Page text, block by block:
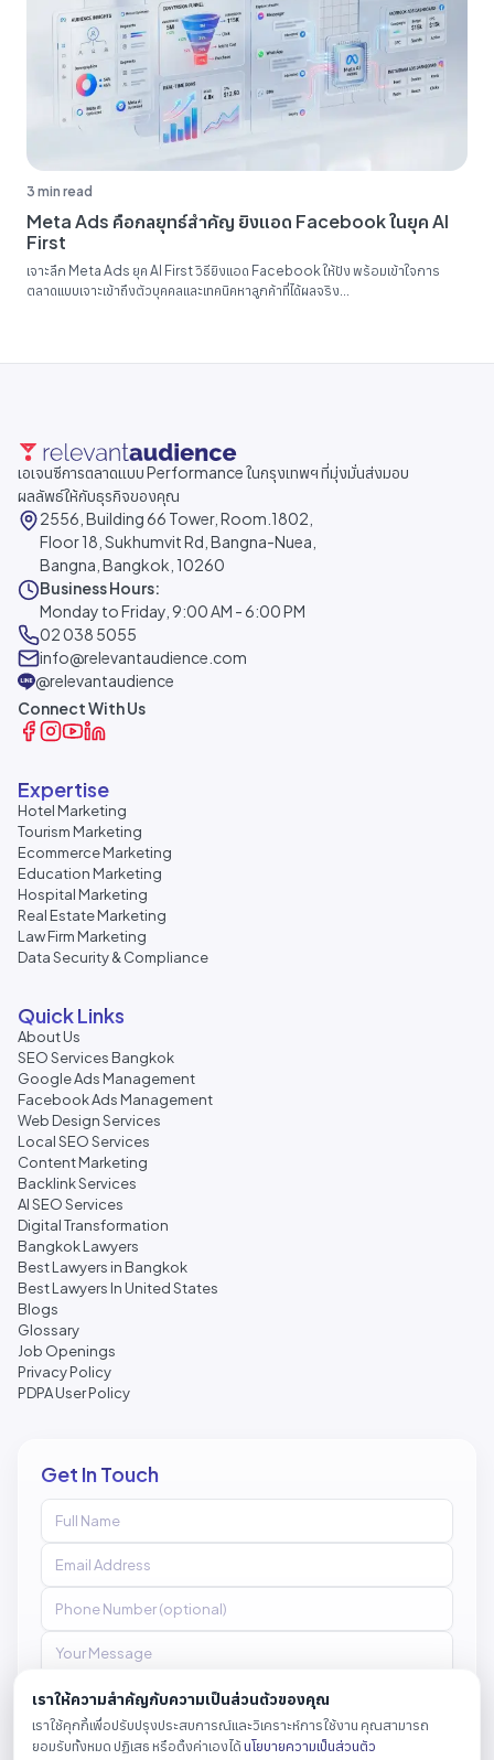
3 min read
Meta Ads คือกลยุทธ์สำคัญ ยิงแอด Facebook ในยุค AI
First
เจาะลึก Meta Ads ยุค AI First วิธียิงแอด Facebook ให้ปัง พร้อมเข้าใจการ
ตลาดแบบเจาะเข้าถึงตัวบุคคลและเทคนิคหาลูกค้าที่ได้ผลจริง...
เอเจนซีการตลาดแบบ Performance ในกรุงเทพฯ ที่มุ่งมั่นส่งมอบ
ผลลัพธ์ให้กับธุรกิจของคุณ
2556, Building 66 Tower, Room.1802,
Floor 18, Sukhumvit Rd, Bangna-Nuea,
Bangna, Bangkok, 10260
Business Hours:
Monday to Friday, 9:00 AM - 6:00 PM
02 038 5055
info@relevantaudience.com
@relevantaudience
Connect With Us
Expertise
Hotel Marketing
Tourism Marketing
Ecommerce Marketing
Education Marketing
Hospital Marketing
Real Estate Marketing
Law Firm Marketing
Data Security & Compliance
Quick Links
About Us
SEO Services Bangkok
Google Ads Management
Facebook Ads Management
Web Design Services
Local SEO Services
Content Marketing
Backlink Services
AI SEO Services
Digital Transformation
Bangkok Lawyers
Best Lawyers in Bangkok
Best Lawyers In United States
Blogs
Glossary
Job Openings
Privacy Policy
PDPA User Policy
Get In Touch
Send Message
เราให้ความสำคัญกับความเป็นส่วนตัวของคุณ
เราใช้คุกกี้เพื่อปรับปรุงประสบการณ์และวิเคราะห์การใช้งาน คุณสามารถ
ยอมรับทั้งหมด ปฏิเสธ หรือตั้งค่าเองได้นโยบายความเป็นส่วนตัว